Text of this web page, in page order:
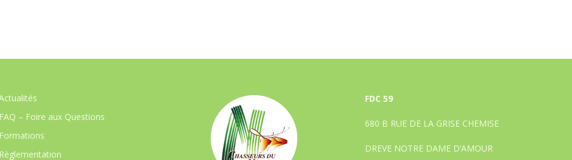
FAQ – Foire aux Questions
Formations
Règlementation
FDC 59
680 B RUE DE LA GRISE CHEMISE
DREVE NOTRE DAME D’AMOUR